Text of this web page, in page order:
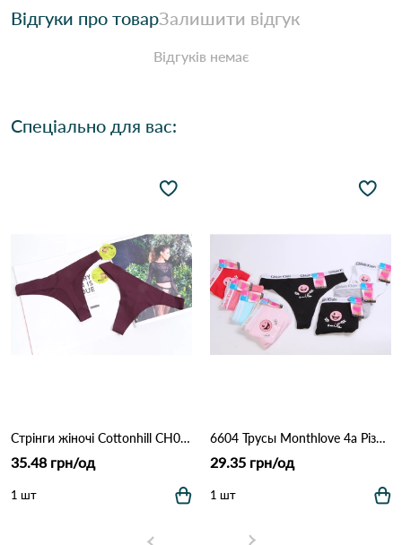
Відгуки про товарЗалишити відгук
Відгуків немає
Спеціально для вас:
Стрінги жіночі Cottonhill CH0610 Марсала
35.48 грн/од
1 шт
6604 Трусы Monthlove 4а Різні кольори
29.35 грн/од
1 шт